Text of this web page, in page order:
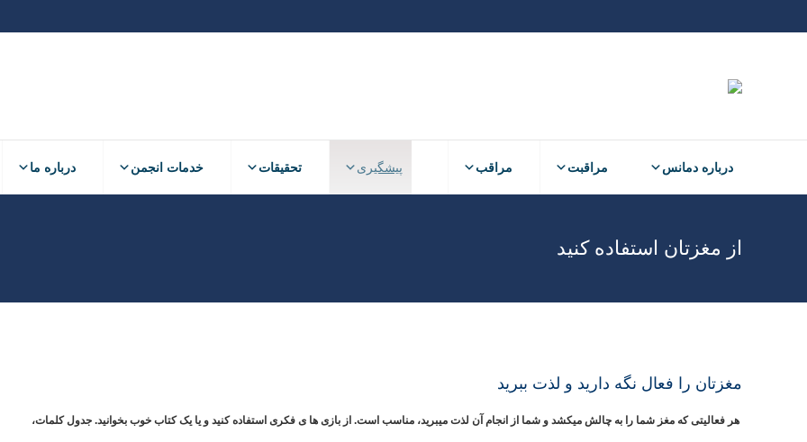
درباره دمانس مراقبت پیشگیری مراقب تحقیقات خدمات انجمن درباره ما
از مغزتان استفاده کنید
مغزتان را فعال نگه دارید و لذت ببرید
هر فعالیتی که مغز شما را به چالش میکشد و شما از انجام آن لذت میبرید، مناسب است. از بازی ها ی فکری استفاده کنید و یا یک کتاب خوب بخوانید. جدول کلمات،